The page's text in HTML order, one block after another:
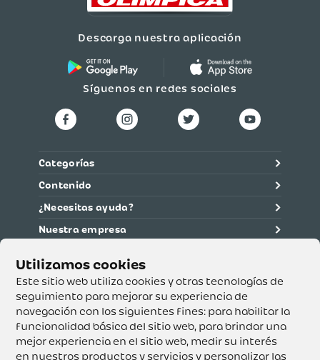
Este sitio web utiliza cookies y otras tecnologías de
seguimiento para mejorar su experiencia de
navegación con los siguientes fines: para habilitar la
funcionalidad básica del sitio web, para brindar una
mejor experiencia en el sitio web, medir su interés
en nuestros productos y servicios y personalizar las
Descarga nuestra aplicación
Síguenos en redes sociales
Categorías
Contenido
¿Necesitas ayuda?
Nuestra empresa
Supertiendas y Drogería Olímpica S.A. - Nit 890.107.487 -
Dirección de notificación: Calle 53 No. 46-192 local 3-01
Teléfono: 3232540999 - Correo:
servicioalcliente@olimpica.com.co